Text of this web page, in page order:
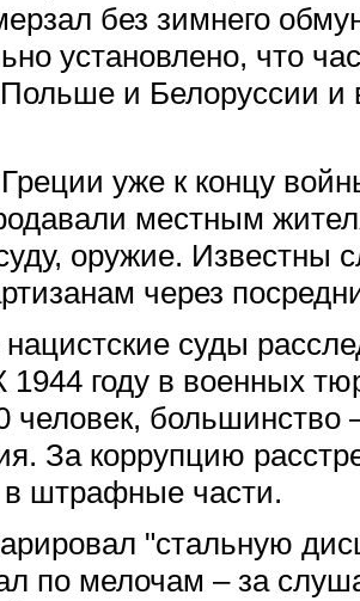
без зимнего
установлено, что
и Белоруссии
уже к концу
местным
оружие. Известны
через
суды
году в военных
человек, большинство
За коррупцию
в штрафные части.
"стальную
по мелочам – за